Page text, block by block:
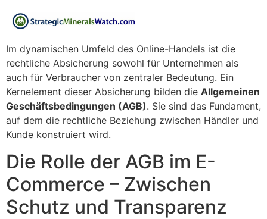
Im dynamischen Umfeld des Online-Handels ist die
rechtliche Absicherung sowohl für Unternehmen als
auch für Verbraucher von zentraler Bedeutung. Ein
Kernelement dieser Absicherung bilden die Allgemeinen
Geschäftsbedingungen (AGB). Sie sind das Fundament,
auf dem die rechtliche Beziehung zwischen Händler und
Kunde konstruiert wird.
Die Rolle der AGB im E-
Commerce – Zwischen
Schutz und Transparenz